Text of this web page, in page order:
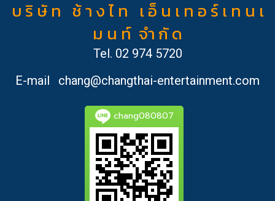
บ ริ ษั ท ช้ า ง ไ ท เ อ็ น เ ท อ ร์ เ ท น เ
ม น ท์ จำ กั ด
Tel. 02 974 5720
E-mail
chang@changthai-entertainment.com
chang080807